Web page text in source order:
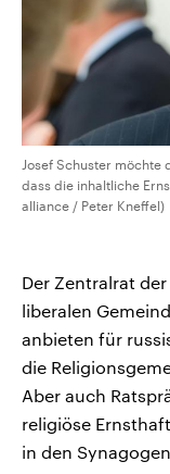
Josef Schuster möchte
dass die inhaltliche
alliance / Peter Kneffel)
Der Zentralrat
liberalen
anbieten für
die
Aber auch
religiöse
in den